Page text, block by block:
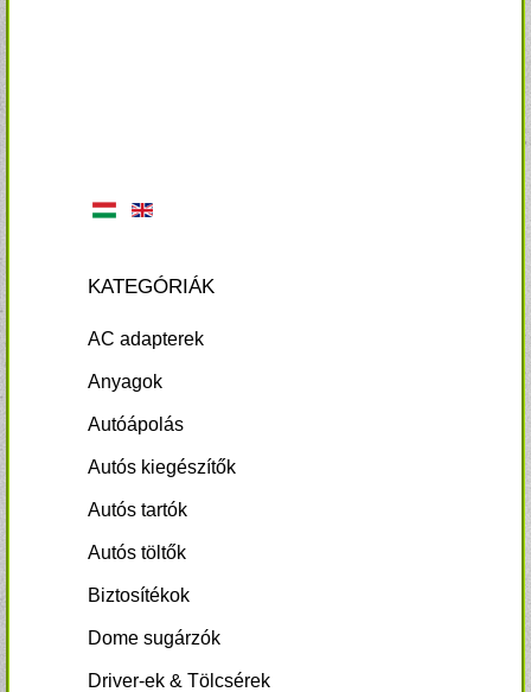
KATEGÓRIÁK
AC adapterek
Anyagok
Autóápolás
Autós kiegészítők
Autós tartók
Autós töltők
Biztosítékok
Dome sugárzók
Driver-ek & Tölcsérek